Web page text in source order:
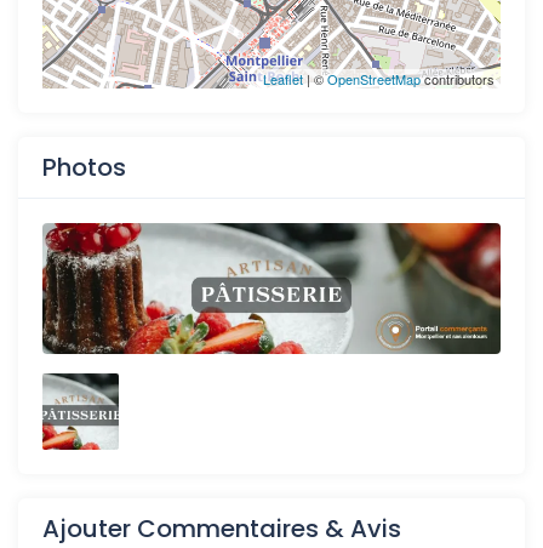
Leaflet | ©OpenStreetMapcontributors
Photos
Ajouter Commentaires & Avis